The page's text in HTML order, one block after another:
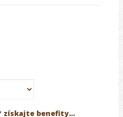
získajte benefity...